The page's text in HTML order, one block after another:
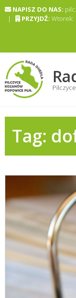
Skip NAPISZ DO NAS:
|
PRZYJDŹ: Wtorek:
Tag: